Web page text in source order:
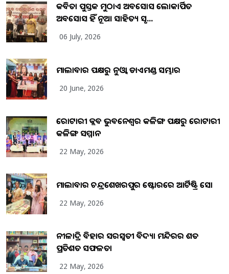
କବିତା ପୁସ୍ତକ ମୁଠାଏ ଅବସୋସ ଲୋକାର୍ପିତ
ଅବସୋସ ହିଁ ନୂଆ ସାହିତ୍ୟ ସୃଷ...
06 July, 2026
ମାଲାବାର ପକ୍ଷରୁ ନୁଓ୍ବା ଡାଏମଣ୍ଡ ସମ୍ଭାର
20 June, 2026
ରୋଟାରୀ କ୍ଲବ ଭୁବନେଶ୍ୱର କଳିଙ୍ଗ ପକ୍ଷରୁ ରୋଟାରୀ
କଳିଙ୍ଗ ସମ୍ମାନ
22 May, 2026
ମାଲାବାର ଚନ୍ଦ୍ରଶେଖରପୁର ଷ୍ଟୋରରେ ଆର୍ଟିଷ୍ଟ୍ରି ସୋ
22 May, 2026
ନୀଳାଦ୍ରି ବିହାର ସରସ୍ୱତୀ ବିଦ୍ୟା ମନ୍ଦିରର ଶତ
ପ୍ରତିଶତ ସଫଳତା
22 May, 2026